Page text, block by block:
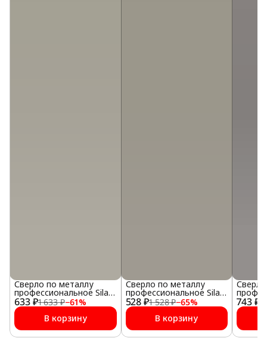
633 ₽1 633 ₽−61%
Сверло по металлу
профессиональное Sila
НSS-G 10,0х87х133мм
В корзину
528 ₽1 528 ₽−65%
Сверло по металлу
профессиональное Sila
НSS-G 9,0х81х125мм
В корзину
743 ₽
НSS-G